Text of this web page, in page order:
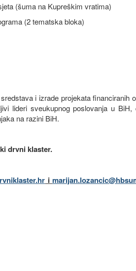
(šuma na Kupreškim vratima)
(2 tematska bloka)
i izrade projekata financiranih
lideri sveukupnog poslovanja u BiH,
na razini BiH.
drvni klaster.
i